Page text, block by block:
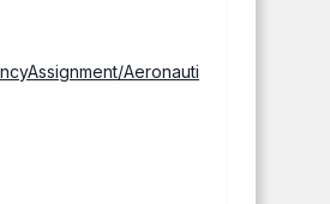
Aeronauti